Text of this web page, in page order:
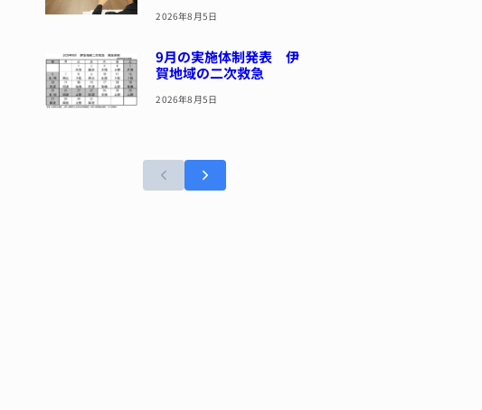
2026年8月5日
9月の実施体制発表 伊
賀地域の二次救急
2026年8月5日